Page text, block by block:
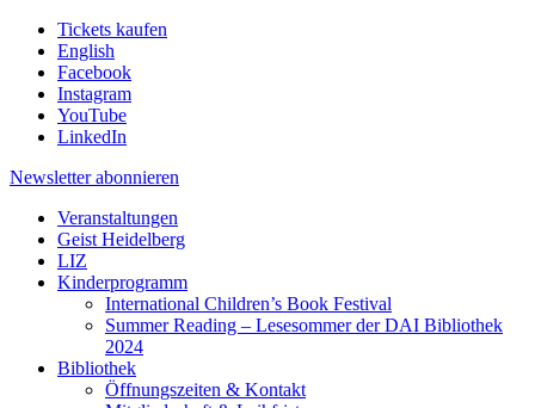
Tickets kaufen
English
Facebook
Instagram
YouTube
LinkedIn
Newsletter abonnieren
Veranstaltungen
Geist Heidelberg
LIZ
Kinderprogramm
International Children’s Book Festival
Summer Reading – Lesesommer der DAI Bibliothek
2024
Bibliothek
Öffnungszeiten & Kontakt